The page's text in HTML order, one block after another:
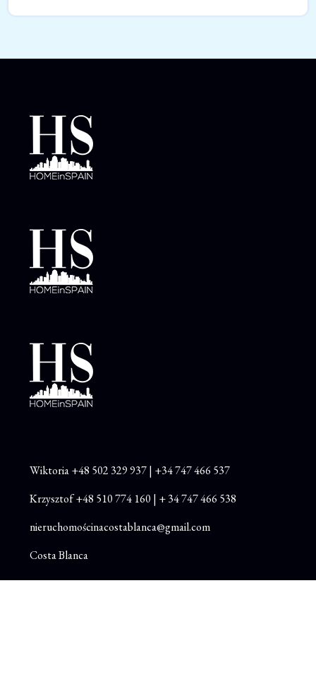
Wiktoria+48 502 329 937| +34 747 466 537
Krzysztof+48 510 774 160 | + 34 747 466 538
nieruchomościnacostablanca@gmail.com
Costa Blanca